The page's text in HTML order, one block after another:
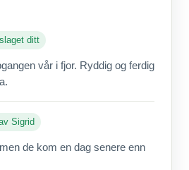
ditt
vår i fjor. Ryddig og ferdig
Sigrid
de kom en dag senere enn